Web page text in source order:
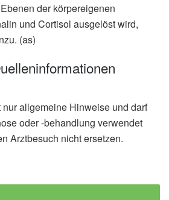
der körpereigenen
und Cortisol ausgelöst wird,
(as)
allgemeine Hinweise und darf
oder -behandlung verwendet
Arztbesuch nicht ersetzen.